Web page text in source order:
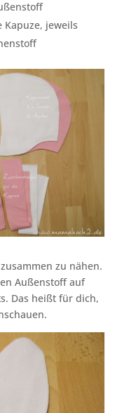
jeweils
zu nähen.
Außenstoff auf
Das heißt für dich,